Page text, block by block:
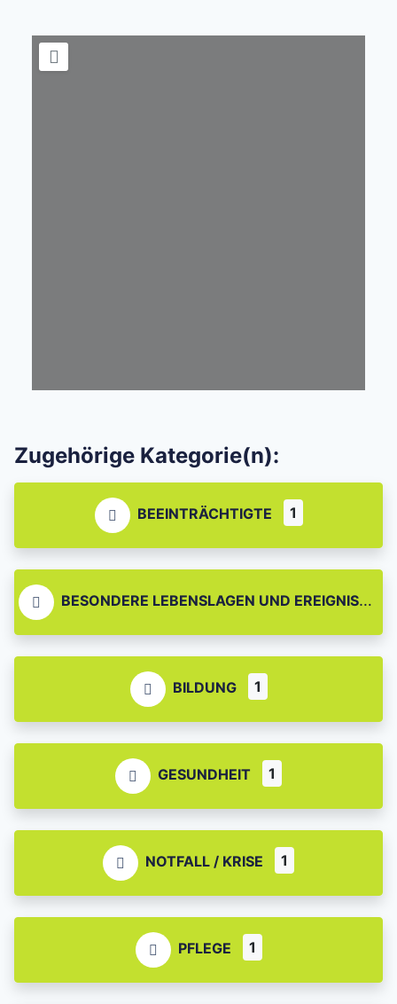
Zugehörige Kategorie(n):
BEEINTRÄCHTIGTE 1
BESONDERE LEBENSLAGEN UND EREIGNISSE
BILDUNG 1
GESUNDHEIT 1
NOTFALL / KRISE 1
PFLEGE 1